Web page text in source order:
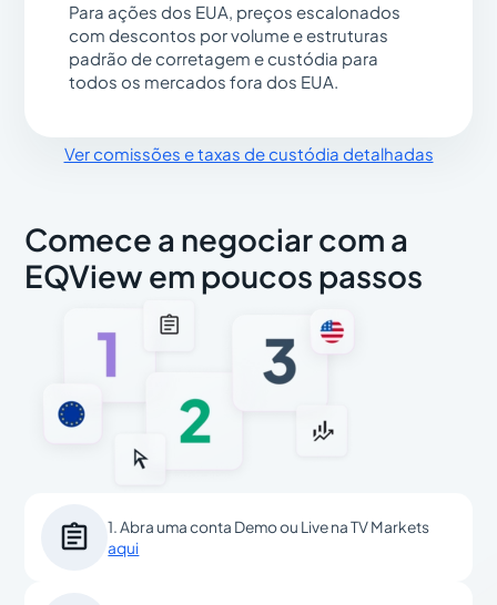
Para ações dos EUA, preços escalonados
com descontos por volume e estruturas
padrão de corretagem e custódia para
todos os mercados fora dos EUA.
Ver comissões e taxas de custódia detalhadas
Comece a negociar com a
EQView em poucos passos

1. Abra uma conta Demo ou Live na TV Markets
aqui